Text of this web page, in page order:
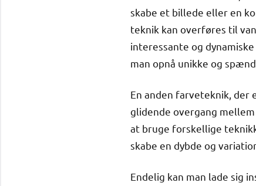
skabe et billede eller en
teknik kan overføres til
interessante og
man opnå unikke og
En anden farveteknik, der
glidende overgang
at bruge forskellige
skabe en dybde og
Endelig kan man lade sig